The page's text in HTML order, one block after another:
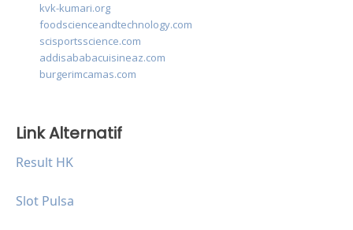
kvk-kumari.org
foodscienceandtechnology.com
scisportsscience.com
addisababacuisineaz.com
burgerimcamas.com
Link Alternatif
Result HK
Slot Pulsa